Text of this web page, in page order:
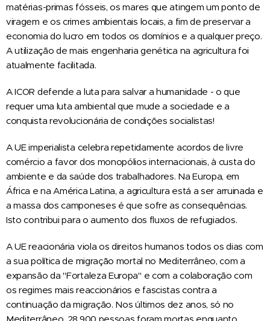
matérias-primas fósseis, os mares que atingem um ponto de
viragem e os crimes ambientais locais, a fim de preservar a
economia do lucro em todos os domínios e a qualquer preço.
A utilização de mais engenharia genética na agricultura foi
atualmente facilitada.
A ICOR defende a luta para salvar a humanidade - o que
requer uma luta ambiental que mude a sociedade e a
conquista revolucionária de condições socialistas!
A UE imperialista celebra repetidamente acordos de livre
comércio a favor dos monopólios internacionais, à custa do
ambiente e da saúde dos trabalhadores. Na Europa, em
África e na América Latina, a agricultura está a ser arruinada e
a massa dos camponeses é que sofre as consequências.
Isto contribui para o aumento dos fluxos de refugiados.
A UE reacionária viola os direitos humanos todos os dias com
a sua política de migração mortal no Mediterrâneo, com a
expansão da "Fortaleza Europa" e com a colaboração com
os regimes mais reaccionários e fascistas contra a
continuação da migração. Nos últimos dez anos, só no